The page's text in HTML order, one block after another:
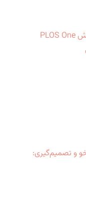
درک تجربه‌های غیرعادی: نتایج پژوهش PLOS One
و تصمیم‌گیری: